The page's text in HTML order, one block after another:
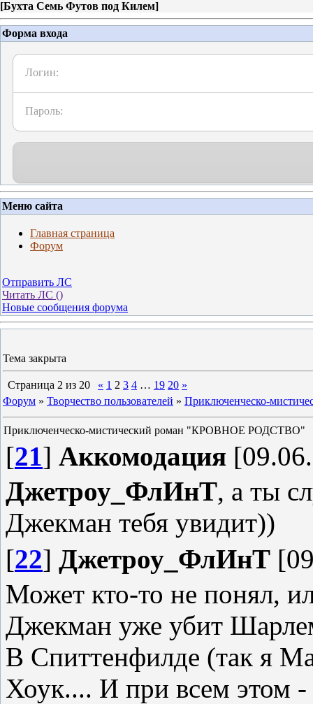
[Бухта Семь Футов под Килем]
Форма входа
Логин:
Пароль:
Меню сайта
Главная страница
Форум
Отправить ЛС
Читать ЛС ()
Новые сообщения форума
Тема закрыта
Страница 2 из 20 « 1 2 3 4 … 19 20 »
Форум » Творчество пользователей » Приключенческо-
Приключенческо-мистический роман "КРОВНОЕ РОДСТВО"
[21] Аккомодация
Джетроу_ФлИнТ, а ты
Джекман тебя увидит))
[22] Джетроу_ФлИнТ
Может кто-то не понял,
Джекман уже убит
В Спиттенфилде (так я
Хоук.... И при всем этом -